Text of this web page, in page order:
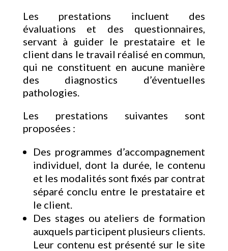
Les prestations incluent des
évaluations et des questionnaires,
servant à guider le prestataire et le
client dans le travail réalisé en commun,
qui ne constituent en aucune manière
des diagnostics d’éventuelles
pathologies.
Les prestations suivantes sont
proposées :
Des programmes d’accompagnement
individuel, dont la durée, le contenu
et les modalités sont fixés par contrat
séparé conclu entre le prestataire et
le client.
Des stages ou ateliers de formation
auxquels participent plusieurs clients.
Leur contenu est présenté sur le site